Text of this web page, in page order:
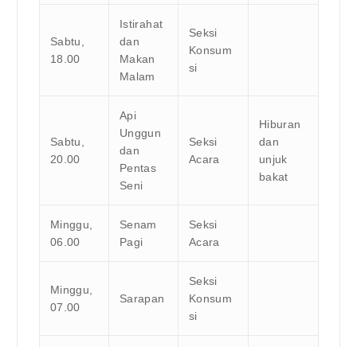
Sabtu,
18.00
Istirahat
dan
Makan
Malam
Seksi
Konsum
si
Sabtu,
20.00
Api
Unggun
dan
Pentas
Seni
Seksi
Acara
Hiburan
dan
unjuk
bakat
Minggu,
06.00
Senam
Pagi
Seksi
Acara
Minggu,
07.00
Sarapan
Seksi
Konsum
si